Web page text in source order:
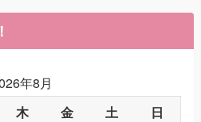
年8月
木 金 土 日